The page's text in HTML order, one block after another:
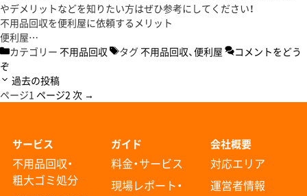
やデメリットなどを知りたい方はぜひ参考にしてください！
不用品回収を便利屋に依頼するメリット
便利屋…
カテゴリー 不用品回収 タグ 不用品回収、便利屋
コメントをどう
ぞ
過去の投稿
ページ1 ページ2 次 →
サービス
不用品回収・
粗大ゴミ処分
ガイド
料金・サービス
現場レポート・
会社概要
対応エリア
運営者情報